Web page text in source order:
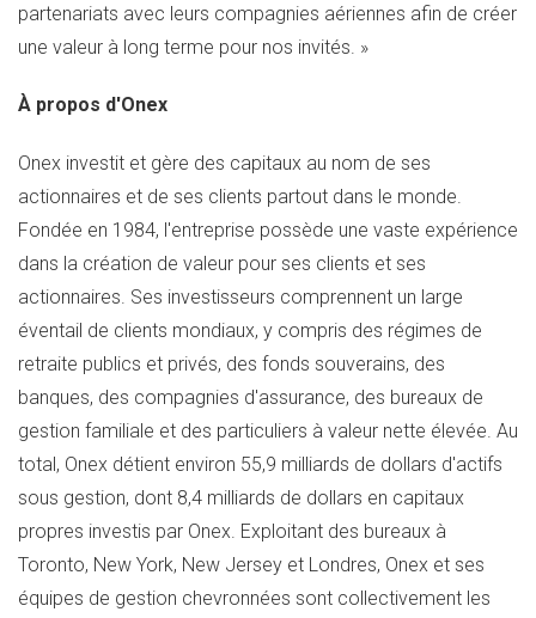
partenariats avec leurs compagnies aériennes afin de créer
une valeur à long terme pour nos invités. »
À propos d'Onex
Onex investit et gère des capitaux au nom de ses
actionnaires et de ses clients partout dans le monde.
Fondée en 1984, l'entreprise possède une vaste expérience
dans la création de valeur pour ses clients et ses
actionnaires. Ses investisseurs comprennent un large
éventail de clients mondiaux, y compris des régimes de
retraite publics et privés, des fonds souverains, des
banques, des compagnies d'assurance, des bureaux de
gestion familiale et des particuliers à valeur nette élevée. Au
total, Onex détient environ 55,9 milliards de dollars d'actifs
sous gestion, dont 8,4 milliards de dollars en capitaux
propres investis par Onex. Exploitant des bureaux à
Toronto, New York, New Jersey et Londres, Onex et ses
équipes de gestion chevronnées sont collectivement les